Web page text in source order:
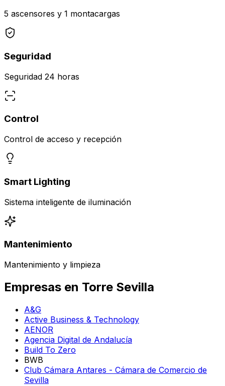
5 ascensores y 1 montacargas
Seguridad
Seguridad 24 horas
Control
Control de acceso y recepción
Smart Lighting
Sistema inteligente de iluminación
Mantenimiento
Mantenimiento y limpieza
Empresas en Torre Sevilla
A&G
Active Business & Technology
AENOR
Agencia Digital de Andalucía
Build To Zero
BWB
Club Cámara Antares - Cámara de Comercio de
Sevilla